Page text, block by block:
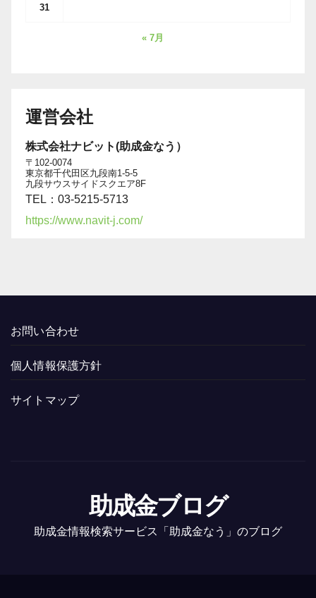
31
« 7月
運営会社
株式会社ナビット(助成金なう）
〒102-0074
東京都千代田区九段南1-5-5
九段サウスサイドスクエア8F
TEL：03-5215-5713
https://www.navit-j.com/
お問い合わせ
個人情報保護方針
サイトマップ
助成金ブログ
助成金情報検索サービス「助成金なう」のブログ